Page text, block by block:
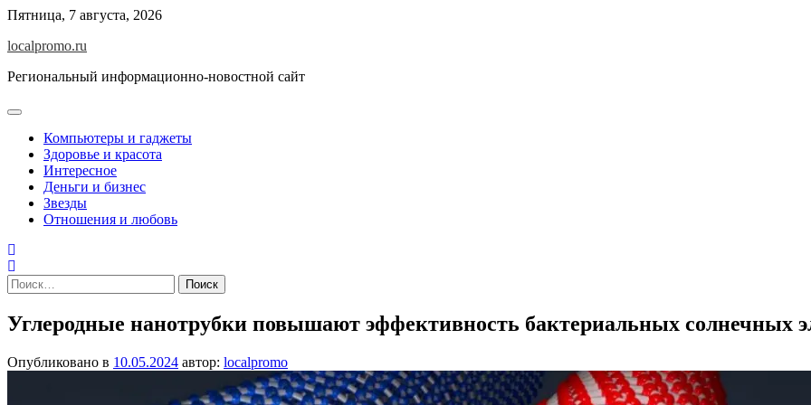
Перейти
содержимому
Пятница, 7 августа, 2026
localpromo.ru
Региональный информационно-новостной сайт
Компьютеры и гаджеты
Здоровье и красота
Интересное
Деньги и бизнес
Звезды
Отношения и любовь
Найти:
Углеродные нанотрубки повышают эффективность бактериальных солнечных
Опубликовано в 10.05.2024 автор: localpromo